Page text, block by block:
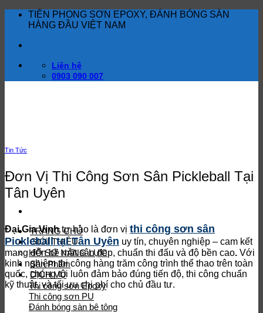
dung
TIÊN PHONG SƠN EPOXY, ĐÁNH BÓNG SÀN
HÀNG ĐẦU VIỆT NAM
Liên hệ
0903 090 007
TRANG CHỦ
GIỚI THIỆU
HỒ SƠ NĂNG LỰC
Sản Phẩm
DỊCH VỤ
Thi công sơn Epoxy
Thi công sơn PU
Đánh bóng sàn bê tông
Tin Tức
Đơn Vị Thi Công Sơn Sân Pickleball Tại
Tân Uyên
Đại Gia Vinhtự hào là đơn vị thi công sơn sân
Pickleball tại Tân Uyên uy tín, chuyên nghiệp – cam kết
mang đến bề mặt sân đẹp, chuẩn thi đấu và độ bền cao. Với
kinh nghiệm thi công hàng trăm công trình thể thao trên toàn
quốc, chúng tôi luôn đảm bảo đúng tiến độ, thi công chuẩn
kỹ thuật, và tối ưu chi phí cho chủ đầu tư.